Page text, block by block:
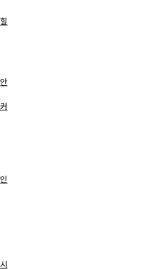
힐
안
커
인
시